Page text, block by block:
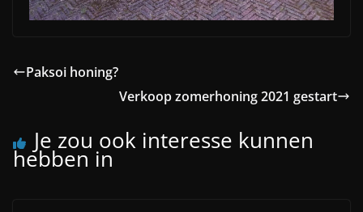
Paksoi honing?
Verkoop zomerhoning 2021 gestart
Je zou ook interesse kunnen
hebben in